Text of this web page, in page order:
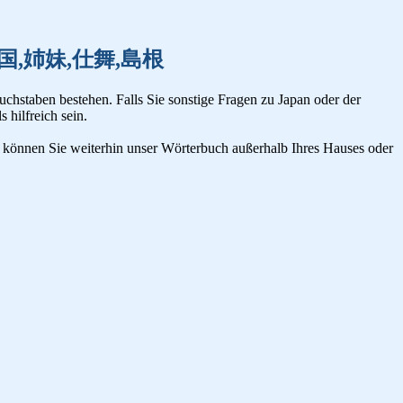
,姉妹,仕舞,島根
bestehen. Falls Sie sonstige Fragen zu Japan oder der
hilfreich sein.
Sie weiterhin unser Wörterbuch außerhalb Ihres Hauses oder